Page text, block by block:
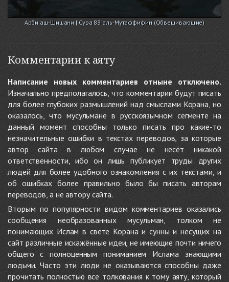
Арби аш-Шишани | Сура 83 аль-Мутаффифин (Обвешивающие)
Комментарии к аяту
Написание новых комментариев отныне отключено.
Изначально предполагалось, что комментарии будут писать
для более глубоких размышлений над смыслами Корана, но
оказалось, что мусульмане в русскоязычном сегменте на
данный момент способны только писать про какие-то
незначительные ошибки в текстах переводов, за которые
автор сайта в любом случае не несёт никакой
ответственности, ибо он лишь публикует труды других
людей для более удобного ознакомления с их текстами, и
об ошибках более правильно было бы писать авторам
переводов, а не автору сайта.
Вторым по популярности видом комментариев оказались
сообщения необразованных мусульман, толком не
понимающих Ислам в свете Корана и сунны и несущих на
сайт различные искажённые идеи, не имеющие почти ничего
общего с полноценным пониманием Ислама знающими
людьми. Часто эти люди не оказываются способны даже
прочитать полностью все толкования к тому аяту, который